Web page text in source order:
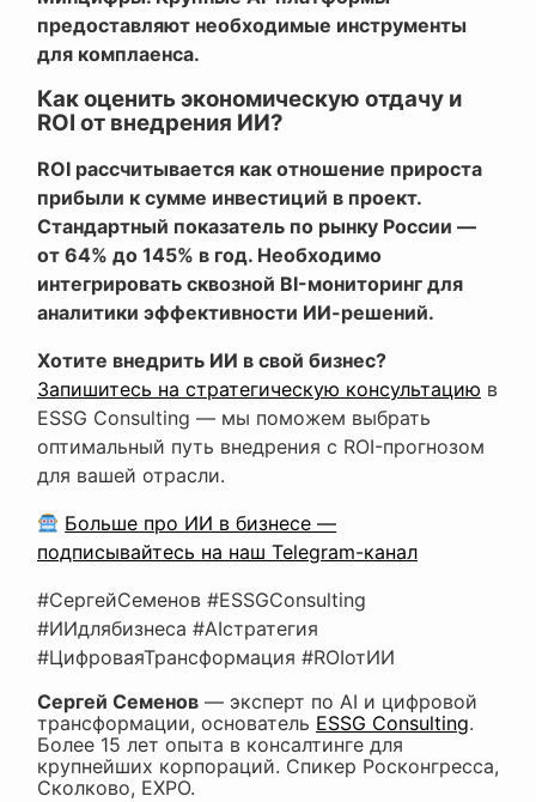
предоставляют необходимые инструменты
для комплаенса.
Как оценить экономическую отдачу и
ROI от внедрения ИИ?
ROI рассчитывается как отношение прироста
прибыли к сумме инвестиций в проект.
Стандартный показатель по рынку России —
от 64% до 145% в год. Необходимо
интегрировать сквозной BI-мониторинг для
аналитики эффективности ИИ-решений.
Хотите внедрить ИИ в свой бизнес?
Запишитесь на стратегическую консультацию в
ESSG Consulting — мы поможем выбрать
оптимальный путь внедрения с ROI-прогнозом
для вашей отрасли.
Больше про ИИ в бизнесе —
подписывайтесь на наш Telegram-канал
#СергейСеменов #ESSGConsulting
#ИИдлябизнеса #AIстратегия
#ЦифроваяТрансформация #ROIотИИ
Сергей Семенов — эксперт по AI и цифровой
трансформации, основатель ESSG Consulting.
Более 15 лет опыта в консалтинге для
крупнейших корпораций. Спикер Росконгресса,
Сколково, EXPO.